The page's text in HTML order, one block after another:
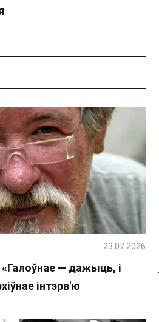
— дажыць, і
інтэрв'ю
23.07.2026